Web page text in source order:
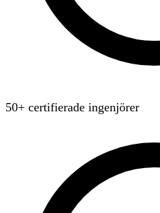
50+ certifierade ingenjörer